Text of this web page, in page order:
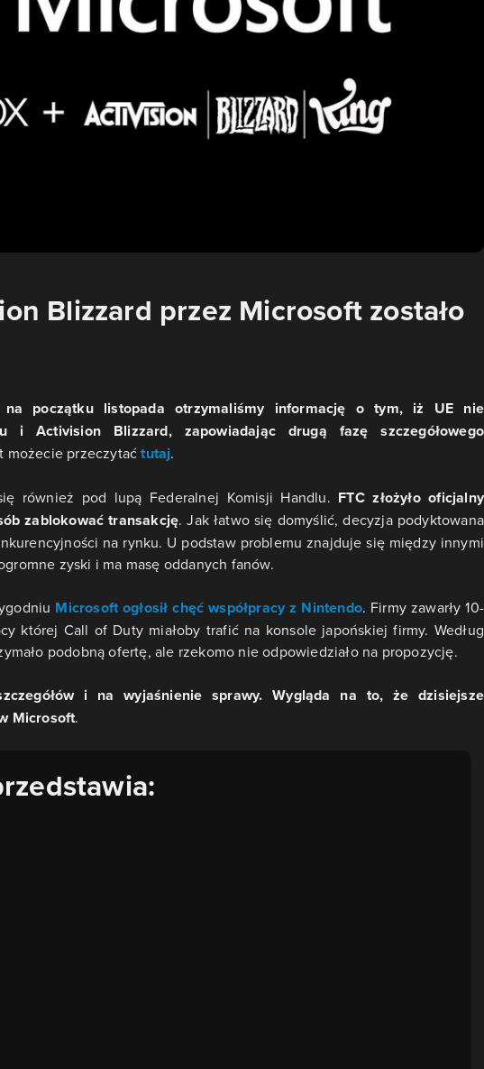
Blizzard przez Microsoft zostało
początku listopada otrzymaliśmy informację o tym, iż UE nie
i Activision Blizzard, zapowiadając drugą fazę szczegółowego
możecie przeczytaćtutaj.
również pod lupą Federalnej Komisji Handlu. FTC złożyło oficjalny
zablokować transakcję. Jak łatwo się domyślić, decyzja podyktowana
na rynku. U podstaw problemu znajduje się między innymi
zyski i ma masę oddanych fanów.
Microsoft ogłosił chęć współpracy z Nintendo. Firmy zawarły 10-
której Call of Duty miałoby trafić na konsole japońskiej firmy. Według
podobną ofertę, ale rzekomo nie odpowiedziało na propozycję.
i na wyjaśnienie sprawy. Wygląda na to, że dzisiejsze
Microsoft.